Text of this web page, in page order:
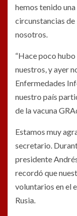
hemos tenido
circunstancias de
nosotros.
“Hace poco
nuestros, y ayer
Enfermedades
nuestro país
de la vacuna
Estamos muy
secretario.
presidente
recordó que
voluntarios en el
Rusia.